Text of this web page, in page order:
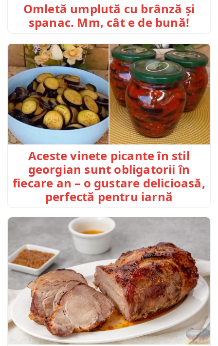
Omletă umplută cu brânză și
spanac. Mm, cât e de bună!
Aceste vinete picante în stil
georgian sunt obligatorii în
fiecare an – o gustare delicioasă,
perfectă pentru iarnă